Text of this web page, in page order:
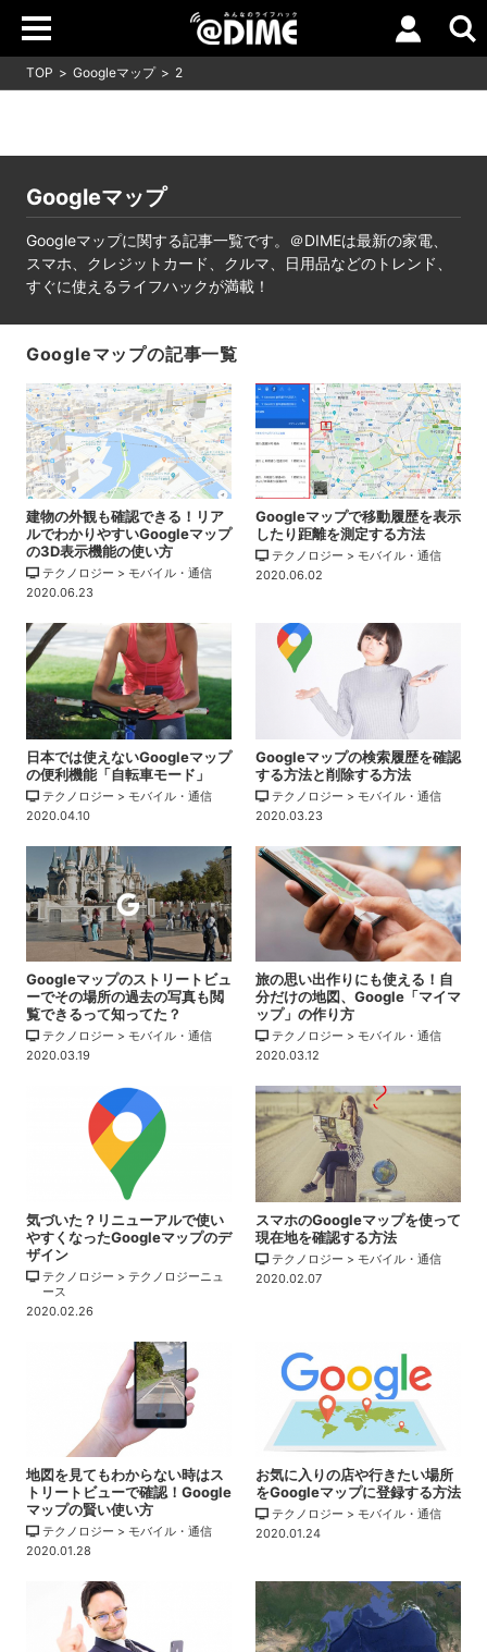
TOP Googleマップ 2
Googleマップ
Googleマップに関する記事一覧です。＠DIMEは最新の家電、
スマホ、クレジットカード、クルマ、日用品などのトレンド、
すぐに使えるライフハックが満載！
Googleマップの記事一覧
建物の外観も確認できる！リア
ルでわかりやすいGoogleマップ
の3D表示機能の使い方
テクノロジー > モバイル・通信
2020.06.23
Googleマップで移動履歴を表示
したり距離を測定する方法
テクノロジー > モバイル・通信
2020.06.02
日本では使えないGoogleマップ
の便利機能「自転車モード」
テクノロジー > モバイル・通信
2020.04.10
Googleマップの検索履歴を確認
する方法と削除する方法
テクノロジー > モバイル・通信
2020.03.23
Googleマップのストリートビュ
ーでその場所の過去の写真も閲
覧できるって知ってた？
テクノロジー > モバイル・通信
2020.03.19
旅の思い出作りにも使える！自
分だけの地図、Google「マイマ
ップ」の作り方
テクノロジー > モバイル・通信
2020.03.12
気づいた？リニューアルで使い
やすくなったGoogleマップのデ
ザイン
テクノロジー > テクノロジーニュ
ース
2020.02.26
スマホのGoogleマップを使って
現在地を確認する方法
テクノロジー > モバイル・通信
2020.02.07
地図を見てもわからない時はス
トリートビューで確認！Google
マップの賢い使い方
テクノロジー > モバイル・通信
2020.01.28
お気に入りの店や行きたい場所
をGoogleマップに登録する方法
テクノロジー > モバイル・通信
2020.01.24